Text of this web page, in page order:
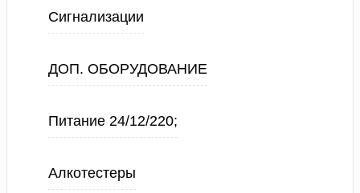
Сигнализации
ДОП. ОБОРУДОВАНИЕ
Питание 24/12/220;
Алкотестеры